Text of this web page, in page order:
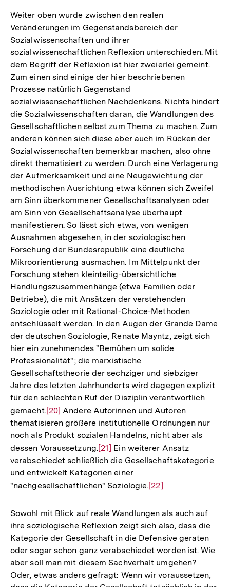
der
Fußnote
Weiter oben wurde zwischen den realen
Veränderungen im Gegenstandsbereich der
Sozialwissenschaften und ihrer
sozialwissenschaftlichen Reflexion unterschieden. Mit
dem Begriff der Reflexion ist hier zweierlei gemeint.
Zum einen sind einige der hier beschriebenen
Prozesse natürlich Gegenstand
sozialwissenschaftlichen Nachdenkens. Nichts hindert
die Sozialwissenschaften daran, die Wandlungen des
Gesellschaftlichen selbst zum Thema zu machen. Zum
anderen können sich diese aber auch im Rücken der
Sozialwissenschaften bemerkbar machen, also ohne
direkt thematisiert zu werden. Durch eine Verlagerung
der Aufmerksamkeit und eine Neugewichtung der
methodischen Ausrichtung etwa können sich Zweifel
am Sinn überkommener Gesellschaftsanalysen oder
am Sinn von Gesellschaftsanalyse überhaupt
manifestieren. So lässt sich etwa, von wenigen
Ausnahmen abgesehen, in der soziologischen
Forschung der Bundesrepublik eine deutliche
Mikroorientierung ausmachen. Im Mittelpunkt der
Forschung stehen kleinteilig-übersichtliche
Handlungszusammenhänge (etwa Familien oder
Betriebe), die mit Ansätzen der verstehenden
Soziologie oder mit Rational-Choice-Methoden
entschlüsselt werden. In den Augen der Grande Dame
der deutschen Soziologie, Renate Mayntz, zeigt sich
hier ein zunehmendes "Bemühen um solide
Professionalität"; die marxistische
Gesellschaftstheorie der sechziger und siebziger
Jahre des letzten Jahrhunderts wird dagegen explizit
für den schlechten Ruf der Disziplin verantwortlich
gemacht.Zur
Auflösung
der
Fußnote
[20] Andere Autorinnen und Autoren
thematisieren größere institutionelle Ordnungen nur
noch als Produkt sozialen Handelns, nicht aber als
dessen Voraussetzung.Zur
Auflösung
der
Fußnote
[21] Ein weiterer Ansatz
verabschiedet schließlich die Gesellschaftskategorie
und entwickelt Kategorien einer
"nachgesellschaftlichen" Soziologie.Zur
der
Fußnote
[22]
Sowohl mit Blick auf reale Wandlungen als auch auf
ihre soziologische Reflexion zeigt sich also, dass die
Kategorie der Gesellschaft in die Defensive geraten
oder sogar schon ganz verabschiedet worden ist. Wie
aber soll man mit diesem Sachverhalt umgehen?
Oder, etwas anders gefragt: Wenn wir voraussetzen,